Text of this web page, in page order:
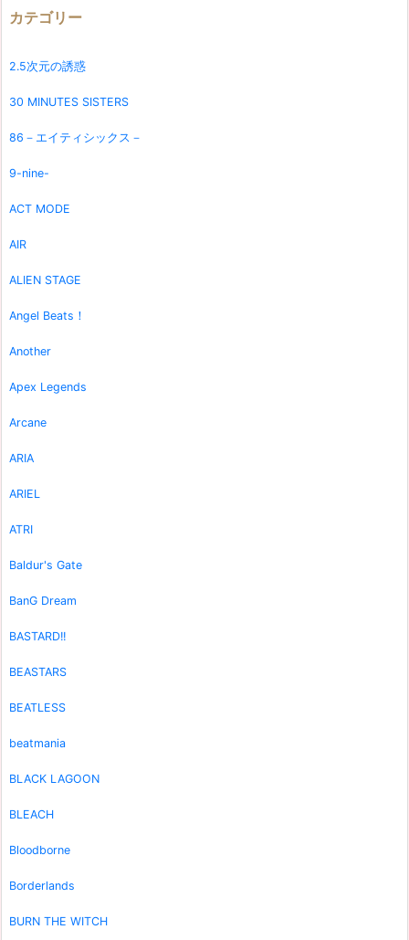
カテゴリー
2.5次元の誘惑
30 MINUTES SISTERS
86－エイティシックス－
9-nine-
ACT MODE
AIR
ALIEN STAGE
Angel Beats！
Another
Apex Legends
Arcane
ARIA
ARIEL
ATRI
Baldur's Gate
BanG Dream
BASTARD!!
BEASTARS
BEATLESS
beatmania
BLACK LAGOON
BLEACH
Bloodborne
Borderlands
BURN THE WITCH